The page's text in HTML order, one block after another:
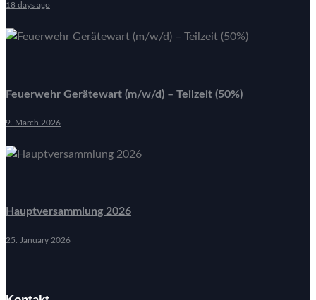
18 days ago
Feuerwehr Gerätewart (m/w/d) – Teilzeit (50%)
9. March 2026
Hauptversammlung 2026
25. January 2026